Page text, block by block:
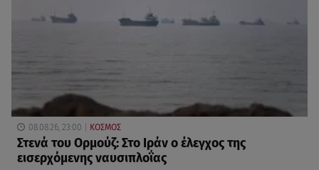
08.08.26, 23:00 ΚΟΣΜΟΣ
Στενά του Ορμούζ: Στο Ιράν ο έλεγχος της
εισερχόμενης ναυσιπλοΐας